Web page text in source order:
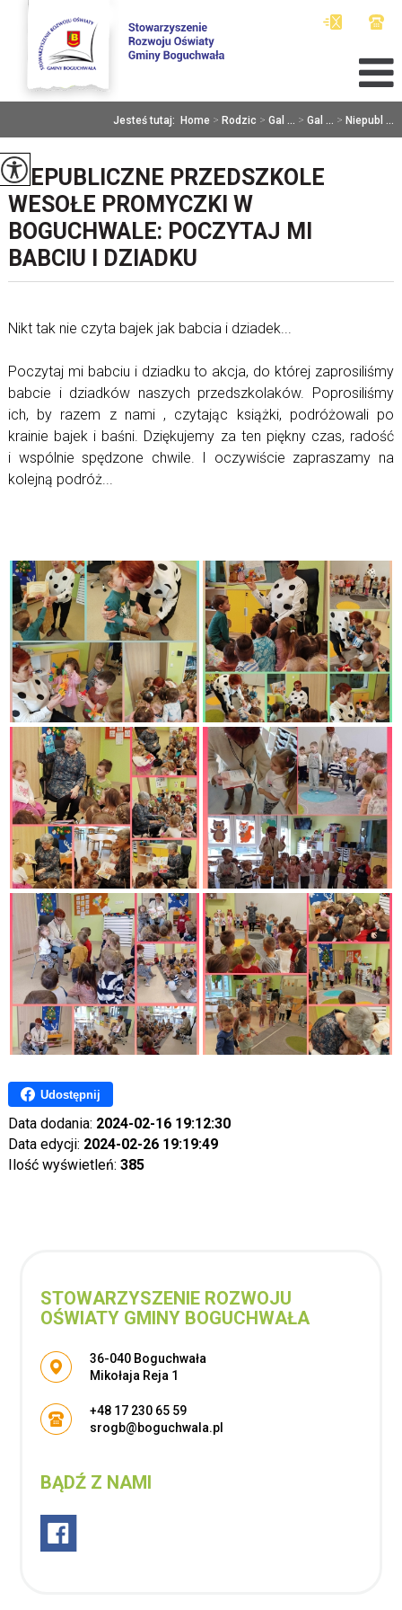
Jesteś tutaj: Home > Rodzic > Gal ... > Gal ... > Niepubl ...
NIEPUBLICZNE PRZEDSZKOLE
WESOŁE PROMYCZKI W
BOGUCHWALE: POCZYTAJ MI
BABCIU I DZIADKU
Nikt tak nie czyta bajek jak babcia i dziadek...
Poczytaj mi babciu i dziadku to akcja, do której zaprosiliśmy
babcie i dziadków naszych przedszkolaków. Poprosiliśmy
ich, by razem z nami , czytając książki, podróżowali po
krainie bajek i baśni. Dziękujemy za ten piękny czas, radość
i wspólnie spędzone chwile. I oczywiście zapraszamy na
kolejną podróż...
Udostępnij
Data dodania: 2024-02-16 19:12:30
Data edycji: 2024-02-26 19:19:49
Ilość wyświetleń: 385
STOWARZYSZENIE ROZWOJU
OŚWIATY GMINY BOGUCHWAŁA
Adres pocztowy:
36-040 Boguchwała
Mikołaja Reja 1
+48 17 230 65 59
srogb@boguchwala.pl
BĄDŹ Z NAMI